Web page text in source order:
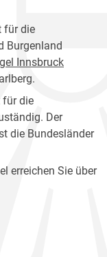
für die
Burgenland
Innsbruck
für die
Der
die Bundesländer
erreichen Sie über